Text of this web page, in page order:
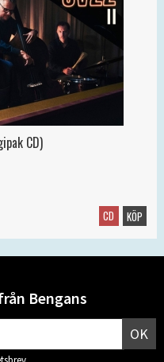
CD)
CD KÖP
Bengans
OK